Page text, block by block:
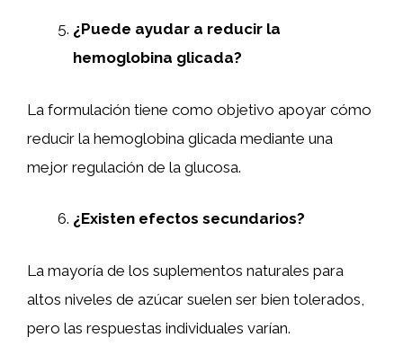
¿Puede ayudar a reducir la
hemoglobina glicada?
La formulación tiene como objetivo apoyar cómo
reducir la hemoglobina glicada mediante una
mejor regulación de la glucosa.
¿Existen efectos secundarios?
La mayoría de los suplementos naturales para
altos niveles de azúcar suelen ser bien tolerados,
pero las respuestas individuales varían.